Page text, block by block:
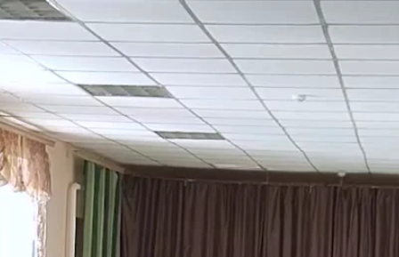
Миллеровское ТЕЛЕВИДЕНИЕ
ОТЧЕТ главы Колодезянского
сельского поселения о
деятельности Администрации
поселения за 2 полугодие 2025
года